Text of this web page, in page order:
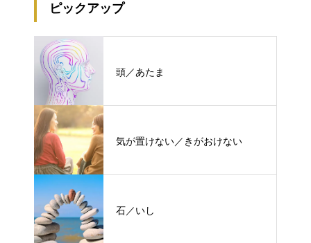
ピックアップ
頭／あたま
気が置けない／きがおけない
石／いし